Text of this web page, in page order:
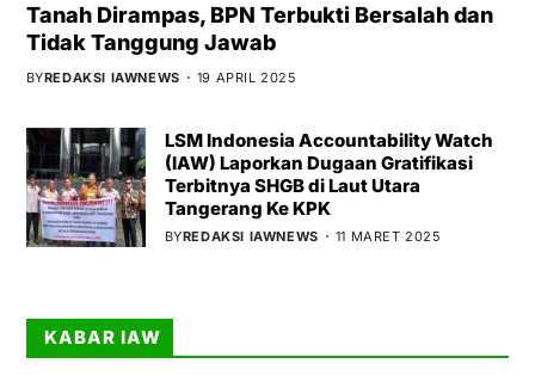
Tanah Dirampas, BPN Terbukti Bersalah dan
Tidak Tanggung Jawab
BYREDAKSI IAWNEWS 19 APRIL 2025
LSM Indonesia Accountability Watch
(IAW) Laporkan Dugaan Gratifikasi
Terbitnya SHGB di Laut Utara
Tangerang Ke KPK
BYREDAKSI IAWNEWS 11 MARET 2025
KABAR IAW